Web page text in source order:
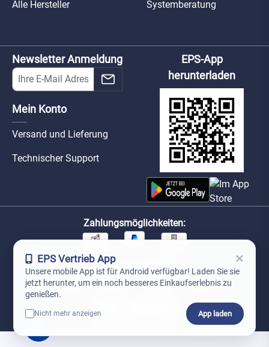
Alle Hersteller Systemberatung
Newsletter Anmeldung
Mein Konto
Versand und Lieferung
Technischer Support
EPS-App
herunterladen
Zahlungsmöglichkeiten:
Unsere Versandpartner:
EPS Vertrieb App ×
Unsere mobile App ist für Android verfügbar! Laden Sie sie
jetzt herunter, um ein noch besseres Einkaufserlebnis zu
genießen.
Nicht mehr anzeigen App laden